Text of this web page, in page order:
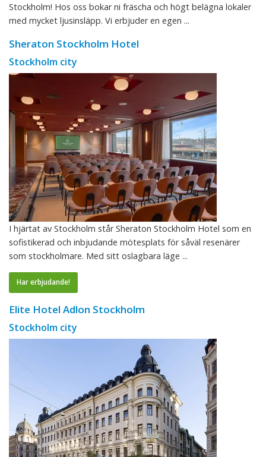
Stockholm! Hos oss bokar ni fräscha och högt belägna lokaler
med mycket ljusinsläpp. Vi erbjuder en egen ...
Sheraton Stockholm Hotel
Stockholm city
I hjärtat av Stockholm står Sheraton Stockholm Hotel som en
sofistikerad och inbjudande mötesplats för såväl resenärer
som stockholmare. Med sitt oslagbara läge ...
Har erbjudande!
Elite Hotel Adlon Stockholm
Stockholm city